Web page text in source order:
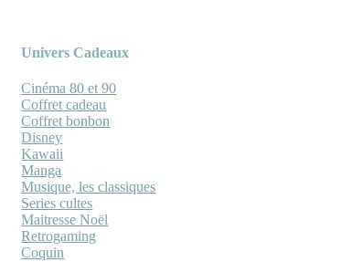
Univers Cadeaux
Cinéma 80 et 90
Coffret cadeau
Coffret bonbon
Disney
Kawaii
Manga
Musique, les classiques
Series cultes
Maitresse Noël
Retrogaming
Coquin